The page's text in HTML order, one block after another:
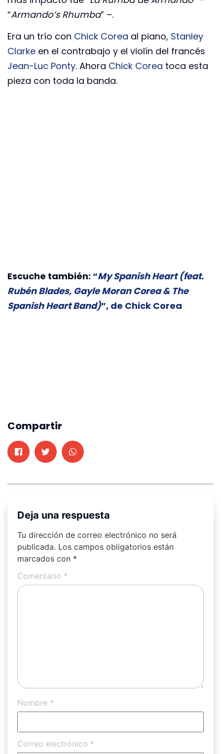
“Armando’s Rhumba” –.
Era un trío con Chick Corea al piano, Stanley
Clarke en el contrabajo y el violín del francés
Jean-Luc Ponty. Ahora Chick Corea toca esta
pieza con toda la banda.
Escuche también: “My Spanish Heart (feat.
Rubén Blades, Gayle Moran Corea & The
Spanish Heart Band)”, de Chick Corea
Compartir
Deja una respuesta
Tu dirección de correo electrónico no será
publicada. Los campos obligatorios están
marcados con *
Comentario *
Nombre *
Correo electrónico *